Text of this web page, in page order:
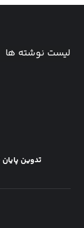
لیست نوشته ها
تدوین